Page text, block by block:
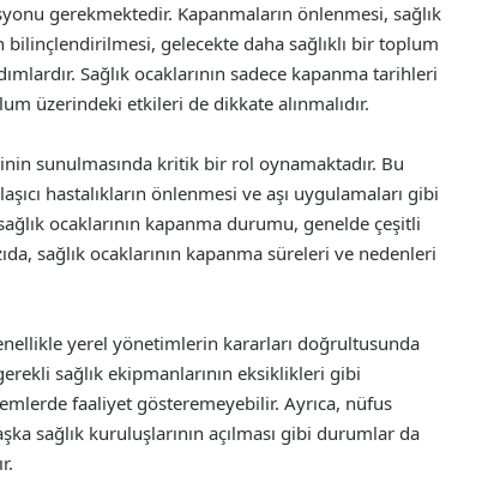
gerekmektedir. Kapanmaların önlenmesi, sağlık
bilinçlendirilmesi, gelecekte daha sağlıklı bir toplum
Sağlık ocaklarının sadece kapanma tarihleri
üzerindeki etkileri de dikkate alınmalıdır.
sunulmasında kritik bir rol oynamaktadır. Bu
hastalıkların önlenmesi ve aşı uygulamaları gibi
ocaklarının kapanma durumu, genelde çeşitli
sağlık ocaklarının kapanma süreleri ve nedenleri
yerel yönetimlerin kararları doğrultusunda
sağlık ekipmanlarının eksiklikleri gibi
faaliyet gösteremeyebilir. Ayrıca, nüfus
sağlık kuruluşlarının açılması gibi durumlar da